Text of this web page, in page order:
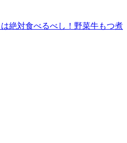
絶対食べるべし！野菜牛もつ煮